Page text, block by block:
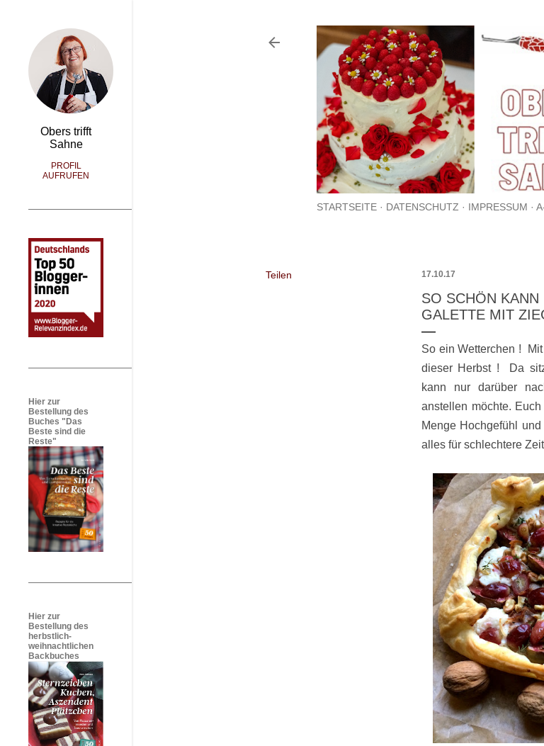
STARTSEITE DATENSCHUTZ IMPRESSUM
Teilen 17.10.17
SO SCHÖN
GALETTE MIT
So ein Wetterchen !
dieser Herbst ! Da
kann nur darüber
anstellen möchte.
Menge Hochgefühl
alles für schlechtere
Obers trifft
Sahne
PROFIL
AUFRUFEN
Hier zur
Bestellung des
Buches "Das
Beste sind die
Reste"
Hier zur
Bestellung des
herbstlich-
weihnachtlichen
Backbuches